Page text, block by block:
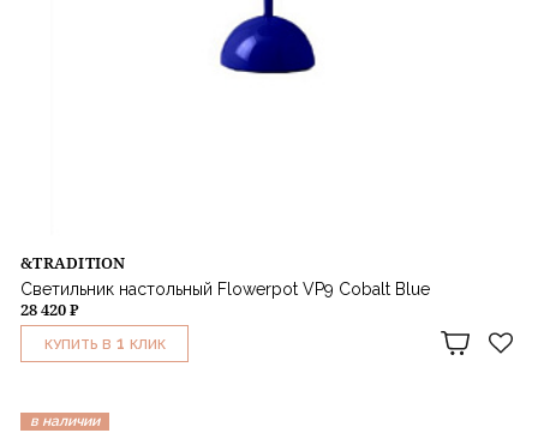
&TRADITION
Светильник настольный Flowerpot VP9 Cobalt Blue
28 420 ₽
КУПИТЬ В 1 КЛИК
в наличии